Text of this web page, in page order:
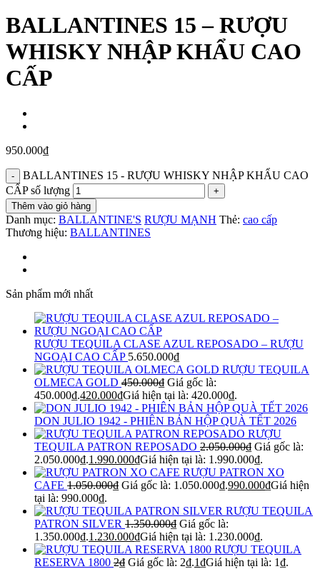
BALLANTINES 15 – RƯỢU
WHISKY NHẬP KHẨU CAO
CẤP
950.000₫
BALLANTINES 15 - RƯỢU WHISKY NHẬP KHẨU CAO
CẤP số lượng
Thêm vào giỏ hàng
Danh mục: BALLANTINE'S RƯỢU MẠNH Thẻ: cao cấp
Thương hiệu: BALLANTINES
Sản phẩm mới nhất
RƯỢU TEQUILA CLASE AZUL REPOSADO – RƯỢU
NGOẠI CAO CẤP 5.650.000₫
RƯỢU TEQUILA
OLMECA GOLD 450.000₫ Giá gốc là:
450.000₫.420.000₫Giá hiện tại là: 420.000₫.
DON JULIO 1942 - PHIÊN BẢN HỘP QUÀ TẾT 2026
RƯỢU
TEQUILA PATRON REPOSADO 2.050.000₫ Giá gốc là:
2.050.000₫.1.990.000₫Giá hiện tại là: 1.990.000₫.
RƯỢU PATRON XO
CAFE 1.050.000₫ Giá gốc là: 1.050.000₫.990.000₫Giá hiện
tại là: 990.000₫.
RƯỢU TEQUILA
PATRON SILVER 1.350.000₫ Giá gốc là:
1.350.000₫.1.230.000₫Giá hiện tại là: 1.230.000₫.
RƯỢU TEQUILA
RESERVA 1800 2₫ Giá gốc là: 2₫.1₫Giá hiện tại là: 1₫.